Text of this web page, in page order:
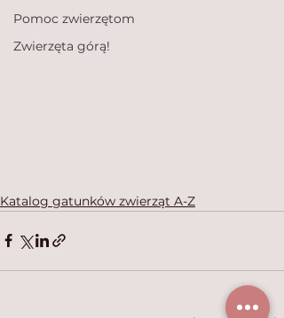
Pomoc zwierzętom
Zwierzęta górą!
Katalog gatunków zwierząt A-Z